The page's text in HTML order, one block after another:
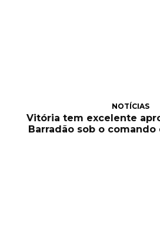
NOTÍCIAS
Vitória tem excelente
Barradão sob o comando